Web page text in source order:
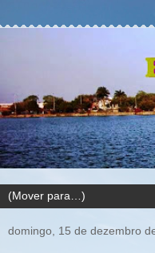
domingo, 15 de dezembro